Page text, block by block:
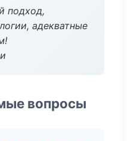
подход,
адекватные
вопросы